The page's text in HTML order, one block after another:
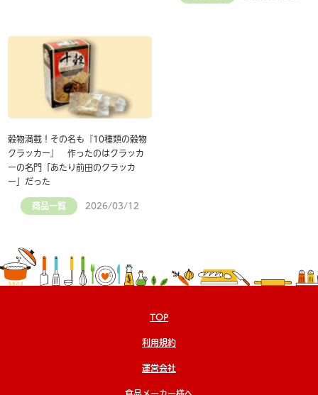
穀物満載！その名も『10種類の穀物
クラッカー』 作ったのはクラッカ
ーの名門「あたり前田のクラッカ
ー」だった
商品一覧 2026/03/12
TOP
利用規約
運営会社